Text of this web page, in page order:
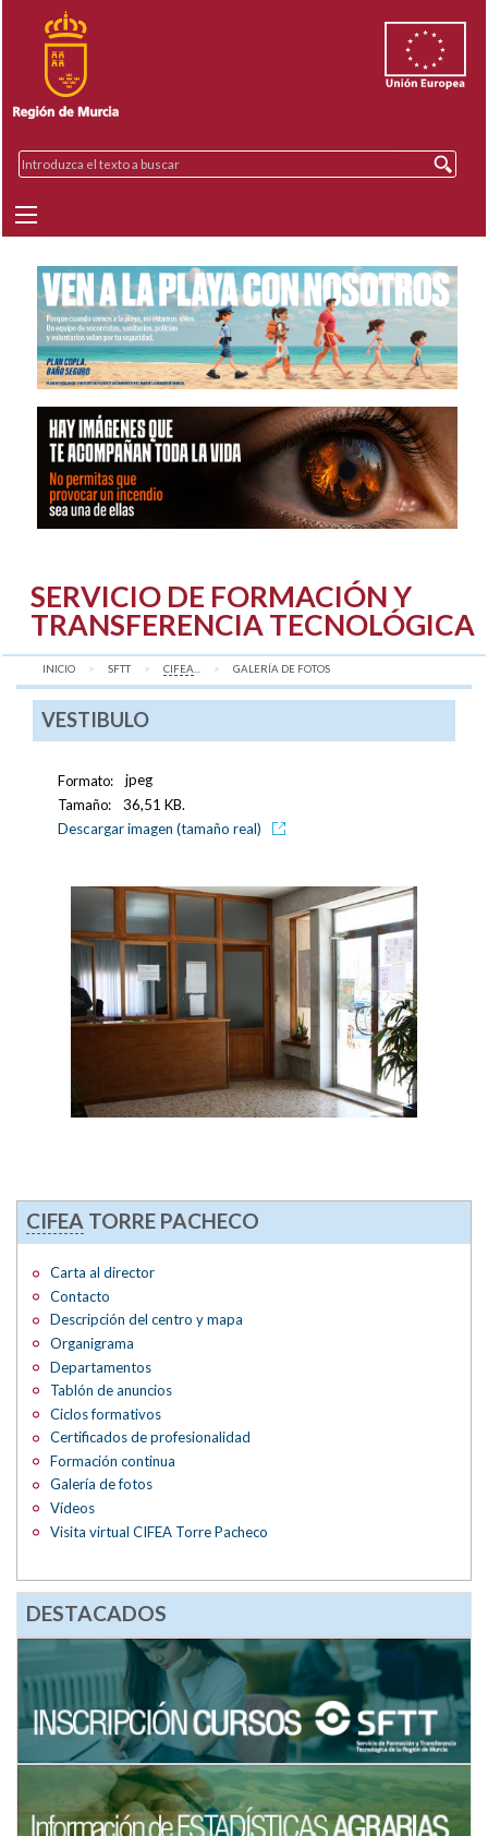
SERVICIO DE FORMACIÓN Y
TRANSFERENCIA TECNOLÓGICA
INICIO SFTT CIFEA AQUÍ:
GALERÍA DE FOTOS
VESTIBULO
Formato:
jpeg
Tamaño:
36,51 KB.
Descargar imagen (tamaño real)
CIFEA TORRE PACHECO
Carta al director
Contacto
Descripción del centro y mapa
Organigrama
Departamentos
Tablón de anuncios
Ciclos formativos
Certificados de profesionalidad
Formación continua
Galería de fotos
Vídeos
Visita virtual CIFEA Torre Pacheco
DESTACADOS